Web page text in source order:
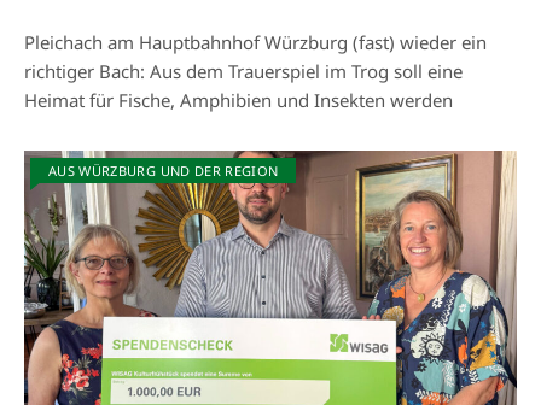
Pleichach am Hauptbahnhof Würzburg (fast) wieder ein
richtiger Bach: Aus dem Trauerspiel im Trog soll eine
Heimat für Fische, Amphibien und Insekten werden
AUS WÜRZBURG UND DER REGION